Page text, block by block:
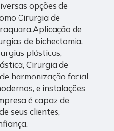
opções de
Cirurgia de
de
de bichectomia,
plásticas,
Cirurgia de
harmonização facial.
e instalações
é capaz de
seus clientes,